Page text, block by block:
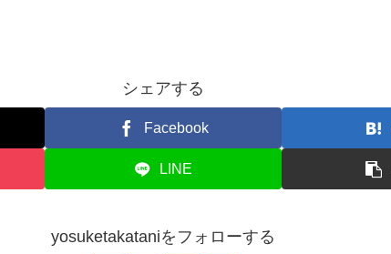
シェアする
Facebook
LINE
yosuketakataniをフォローする